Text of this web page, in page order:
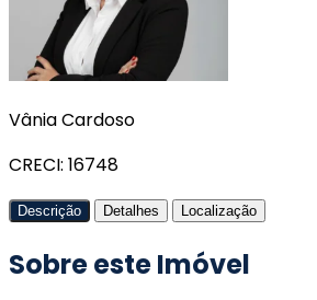
Vânia Cardoso
CRECI: 16748
Descrição Detalhes Localização
Sobre este Imóvel